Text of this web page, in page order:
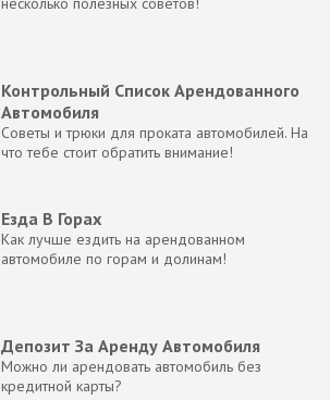
Контрольный Список Арендованного
Автомобиля
Советы и трюки для проката автомобилей. На
что тебе стоит обратить внимание!
Езда В Горах
Как лучше ездить на арендованном
автомобиле по горам и долинам!
Депозит За Аренду Автомобиля
Можно ли арендовать автомобиль без
кредитной карты?